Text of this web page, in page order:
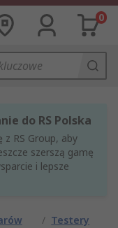
0
do RS Polska
z RS Group, aby
szerszą gamę
i lepsze
/ Testery